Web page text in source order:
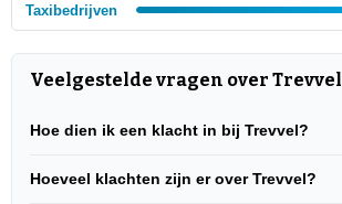
Taxibedrijven
Veelgestelde vragen over Trevvel
Hoe dien ik een klacht in bij Trevvel?
Hoeveel klachten zijn er over Trevvel?